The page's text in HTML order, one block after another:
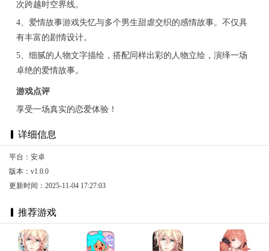
次跨越时空界线。
4、爱情故事游戏失忆与多个男生甜虐交织的感情故事。不仅具
有丰富的剧情设计。
5、细腻的人物文字描绘，搭配同样出彩的人物立绘，演绎一场
卓绝的爱情故事。
游戏点评
享受一场真实的恋爱体验！
详细信息
平台：安卓
版本：v1.0.0
更新时间：2025-11-04 17:27:03
推荐游戏